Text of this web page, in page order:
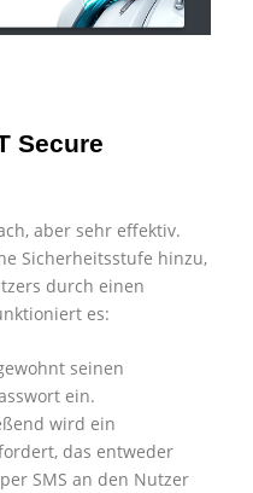
Secure
aber sehr effektiv.
Sicherheitsstufe hinzu,
durch einen
es:
seinen
ein.
wird ein
das entweder
SMS an den Nutzer